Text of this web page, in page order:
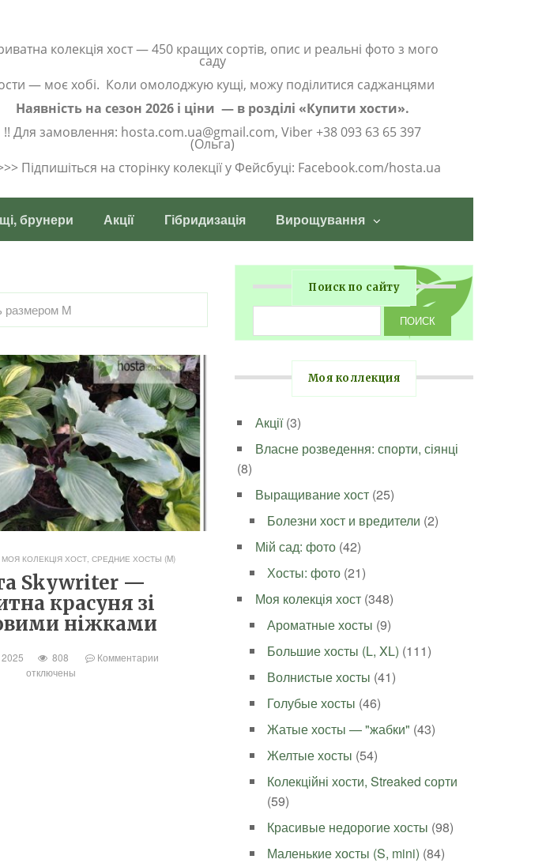
колекція хост — 450 кращих сортів, опис и реальні фото з мого
саду
— моє хобі. Коли омолоджую кущі, можу поділитися саджанцями
Наявність на сезон 2026 і ціни — в розділі «Купити хости».
!! Для замовлення: hosta.com.ua@gmail.com, Viber +38 093 63 65 397
(Ольга)
Підпишіться на сторінку колекції у Фейсбуці: Facebook.com/hosta.ua
брунери Акції Гібридизація Вирощування
размером M
МОЯ КОЛЕКЦІЯ ХОСТ, СРЕДНИЕ ХОСТЫ (M)
Skywriter —
красуня зі
ніжками
2025 808
Комментарии
отключены
Поиск по сайту
Моя коллекция
Акції(3)
Власне розведення: спорти, сіянці
(8)
Выращивание хост (25)
Болезни хост и вредители (2)
Мій сад: фото (42)
Хосты: фото (21)
Моя колекція хост (348)
Ароматные хосты (9)
Большие хосты (L, XL) (111)
Волнистые хосты (41)
Голубые хосты (46)
Жатые хосты — "жабки" (43)
Желтые хосты (54)
Колекційні хости, Streaked сорти
(59)
Красивые недорогие хосты (98)
Маленькие хосты (S, mini) (84)